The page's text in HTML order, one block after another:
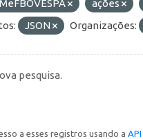
ações
JSON Organizações:
pesquisa.
a esses registros usando a API